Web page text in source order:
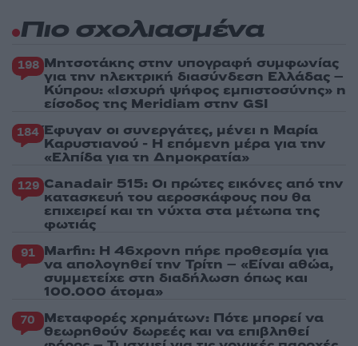
Πιο σχολιασμένα
198 Μητσοτάκης στην υπογραφή συμφωνίας
για την ηλεκτρική διασύνδεση Ελλάδας –
Κύπρου: «Ισχυρή ψήφος εμπιστοσύνης» η
είσοδος της Meridiam στην GSI
184 Έφυγαν οι συνεργάτες, μένει η Μαρία
Καρυστιανού - Η επόμενη μέρα για την
«Ελπίδα για τη Δημοκρατία»
129 Canadair 515: Οι πρώτες εικόνες από την
κατασκευή του αεροσκάφους που θα
επιχειρεί και τη νύχτα στα μέτωπα της
φωτιάς
91 Marfin: Η 46χρονη πήρε προθεσμία για
να απολογηθεί την Τρίτη – «Είναι αθώα,
συμμετείχε στη διαδήλωση όπως και
100.000 άτομα»
70 Μεταφορές χρημάτων: Πότε μπορεί να
θεωρηθούν δωρεές και να επιβληθεί